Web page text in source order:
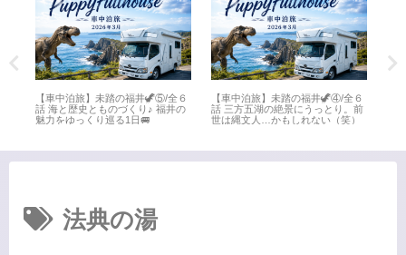
【車中泊旅】未踏の福井🦖⑤/全６
話 海と歴史とものづくり♪ 福井の
魅力をゆっくり巡る1日🚐
【車中泊旅】未踏の福井🦖④/全６
話 三方五湖の絶景にうっとり。前
世は縄文人…かもしれない（笑）
法典の湯